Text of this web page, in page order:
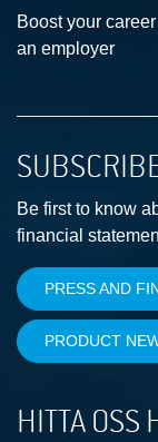
Boost your
an employer
Be first to know
financial
PRESS AND
PRODUCT
HITTA OSS